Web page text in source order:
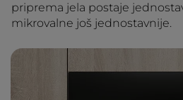
priprema jela postaje
mikrovalne još jednostavnije.